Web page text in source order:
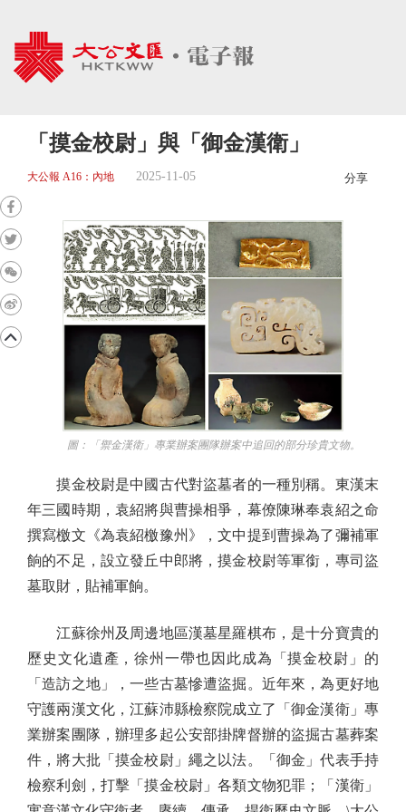
「摸金校尉」與「御金漢衛」
大公報 A16：內地 2025-11-05 分享
圖：「禦金漢衛」專業辦案團隊辦案中追回的部分珍貴文物。
摸金校尉是中國古代對盜墓者的一種別稱。東漢末
年三國時期，袁紹將與曹操相爭，幕僚陳琳奉袁紹之命
撰寫檄文《為袁紹檄豫州》，文中提到曹操為了彌補軍
餉的不足，設立發丘中郎將，摸金校尉等軍銜，專司盜
墓取財，貼補軍餉。
江蘇徐州及周邊地區漢墓星羅棋布，是十分寶貴的
歷史文化遺產，徐州一帶也因此成為「摸金校尉」的
「造訪之地」，一些古墓慘遭盜掘。近年來，為更好地
守護兩漢文化，江蘇沛縣檢察院成立了「御金漢衛」專
業辦案團隊，辦理多起公安部掛牌督辦的盜掘古墓葬案
件，將大批「摸金校尉」繩之以法。「御金」代表手持
檢察利劍，打擊「摸金校尉」各類文物犯罪；「漢衛」